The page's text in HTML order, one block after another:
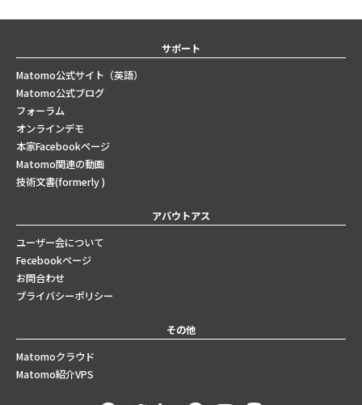
サポート
Matomo公式サイト（英語）
Matomo公式ブログ
フォーラム
オンラインデモ
本家Facebookページ
Matomo関連の動画
技術文書(formerly )
アバウトアス
ユーザー会について
Fecebookページ
お問合わせ
プライバシーポリシー
その他
Matomoクラウド
Matomo紹介VPS